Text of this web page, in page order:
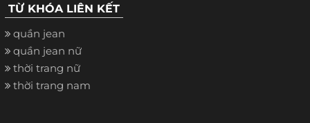
TỪ KHÓA LIÊN KẾT
quần jean
quần jean nữ
thời trang nữ
thời trang nam